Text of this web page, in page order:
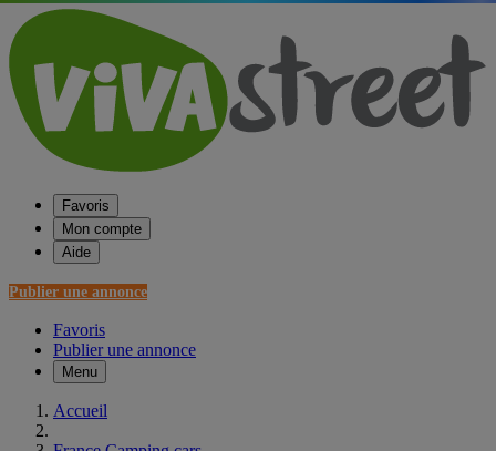
Favoris
Mon compte
Aide
Publier une annonce
Favoris
Publier une annonce
Menu
Accueil